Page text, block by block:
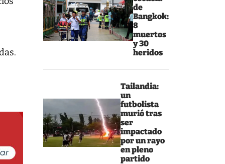
de
Bangkok:
8
muertos
y 30
heridos
Tailandia:
un
futbolista
murió tras
ser
impactado
por un rayo
en pleno
partido